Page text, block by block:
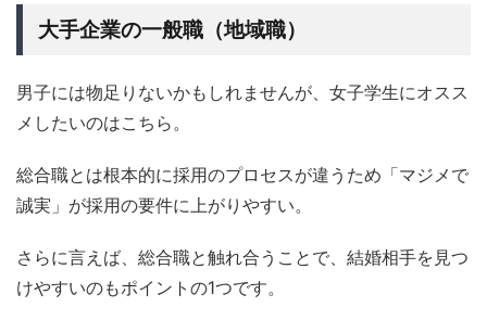
大手企業の一般職（地域職）
男子には物足りないかもしれませんが、女子学生にオスス
メしたいのはこちら。
総合職とは根本的に採用のプロセスが違うため「マジメで
誠実」が採用の要件に上がりやすい。
さらに言えば、総合職と触れ合うことで、結婚相手を見つ
けやすいのもポイントの1つです。